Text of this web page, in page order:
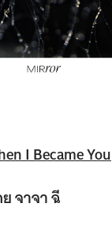
I Became You
จาจา ฉี